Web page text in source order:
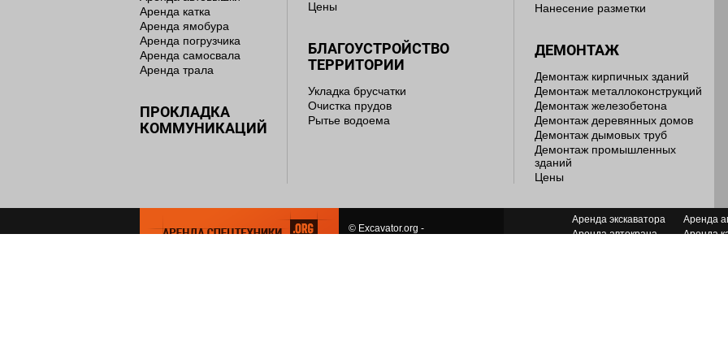
Аренда катка
Аренда ямобура
Аренда погрузчика
Аренда самосвала
Аренда трала
ПРОКЛАДКА
КОММУНИКАЦИЙ
Цены
БЛАГОУСТРОЙСТВО
ТЕРРИТОРИИ
Укладка брусчатки
Очистка прудов
Рытье водоема
Нанесение разметки
ДЕМОНТАЖ
Демонтаж кирпичных зданий
Демонтаж металлоконструкций
Демонтаж железобетона
Демонтаж деревянных домов
Демонтаж дымовых труб
Демонтаж промышленных
зданий
Цены
© Excavator.org -
Аренда экскаватора
Аренда автокрана
Аренда
Аренда